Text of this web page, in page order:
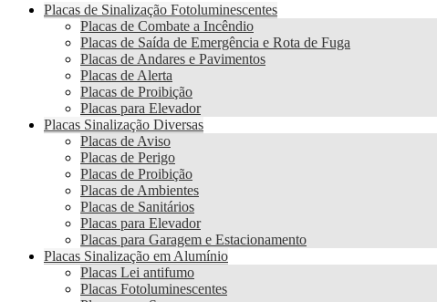
Placas de Sinalização Fotoluminescentes
Placas de Combate a Incêndio
Placas de Saída de Emergência e Rota de Fuga
Placas de Andares e Pavimentos
Placas de Alerta
Placas de Proibição
Placas para Elevador
Placas Sinalização Diversas
Placas de Aviso
Placas de Perigo
Placas de Proibição
Placas de Ambientes
Placas de Sanitários
Placas para Elevador
Placas para Garagem e Estacionamento
Placas Sinalização em Alumínio
Placas Lei antifumo
Placas Fotoluminescentes